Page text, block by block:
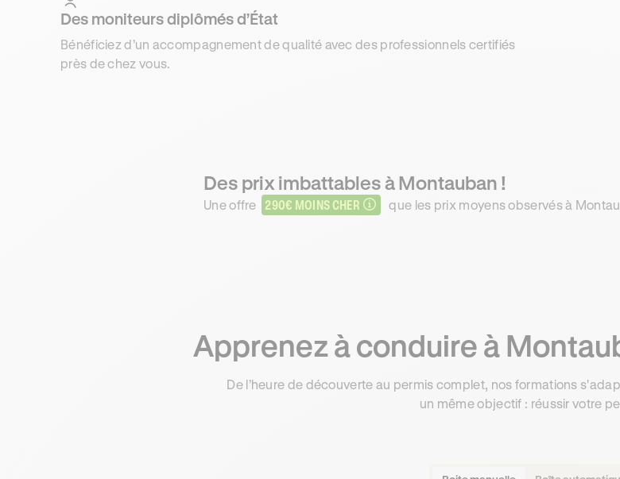
Des moniteurs diplômés d’État
Bénéficiez d’un accompagnement de qualité avec des professionnels certifiés
près de chez vous.
Des prix imbattables à Montauban !
Une offre 290€ MOINS CHER que les prix moyens observés à
Apprenez à conduire à
De l’heure de découverte au permis complet, nos formations
un même objectif : réussir votre